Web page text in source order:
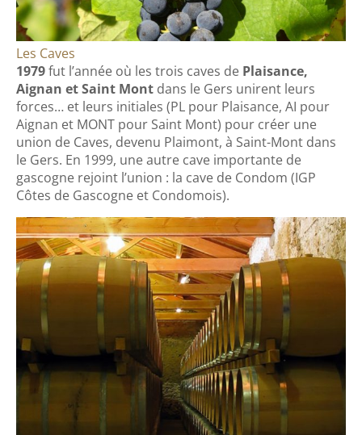
Les Caves
1979fut l’année où les trois caves de Plaisance,
Aignan et Saint Mont dans le Gers unirent leurs
forces… et leurs initiales (PL pour Plaisance, AI pour
Aignan et MONT pour Saint Mont) pour créer une
union de Caves, devenu Plaimont, à Saint-Mont dans
le Gers. En 1999, une autre cave importante de
gascogne rejoint l’union : la cave de Condom (IGP
Côtes de Gascogne et Condomois).